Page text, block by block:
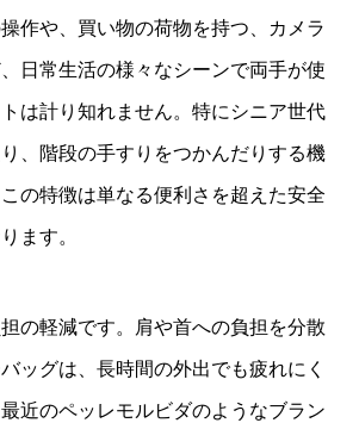
作や、買い物の荷物を持つ、カメラ
日常生活の様々なシーンで両手が使
は計り知れません。特にシニア世代
、階段の手すりをつかんだりする機
の特徴は単なる便利さを超えた安全
ます。
の軽減です。肩や首への負担を分散
ッグは、長時間の外出でも疲れにく
近のペッレモルビダのようなブラン